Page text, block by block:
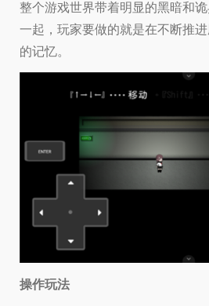
整个游戏世界带着明显的黑暗和
一起，玩家要做的就是在不断推
的记忆。
操作玩法